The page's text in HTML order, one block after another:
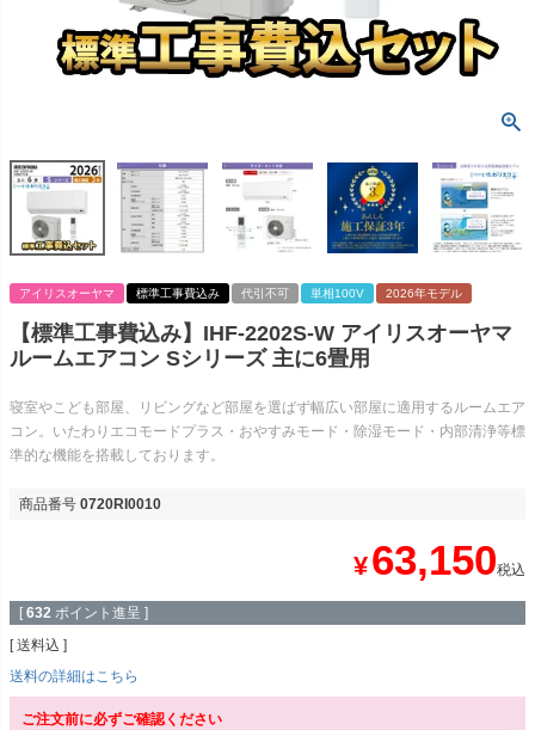
アイリスオーヤマ 標準工事費込み 代引不可 単相100V 2026年モデル
【標準工事費込み】IHF-2202S-W アイリスオーヤマ
ルームエアコン Sシリーズ 主に6畳用
寝室やこども部屋、リビングなど部屋を選ばず幅広い部屋に適用するルームエア
コン。いたわりエコモードプラス・おやすみモード・除湿モード・内部清浄等標
準的な機能を搭載しております。
商品番号 0720RI0010
¥63,150税込
[ 632 ポイント進呈 ]
送料込
送料の詳細はこちら
ご注文前に必ずご確認ください